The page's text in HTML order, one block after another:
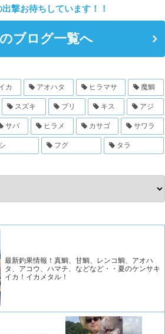
撃お待ちしています！！
ブログ一覧へ
カ アオハタ ヒラマサ 魔鯛
スズキ ブリ キス アジ
サバ ヒラメ カサゴ サワラ
フグ タラ
最新釣果情報！真鯛、甘鯛、レンコ鯛、アオハ
タ、アコウ、ハマチ、などなど・・夏のケンサキ
イカ！イカメタル！